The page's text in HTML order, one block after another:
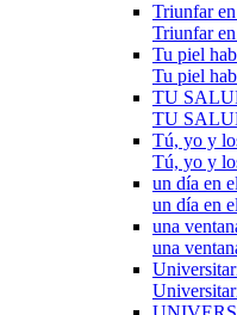
Triunfar
Triunfar
Tu piel
Tu piel
TU
TU
Tú, yo y
Tú, yo y
un día en
un día en
una
una